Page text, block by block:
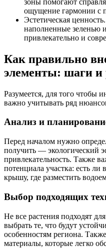
ощущение гармонии с
Эстетическая
наполненные зеленью
привлекательно и
Как правильно
элементы: шаги и
Разумеется, для того чтобы
важно учитывать ряд
Анализ и
Перед началом нужно
получить — экологический
привлекательность. Также
потенциала участка: есть ли
крышу, где разместить
Выбор подходящих
Не все растения подходят
выбрать те, что будут
особенностям региона.
материалы, которые легко